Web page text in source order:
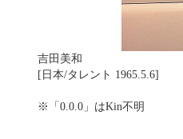
吉田美和
[日本/タレント 1965.5.6]
※「0.0.0」はKin不明